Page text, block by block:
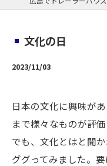
文化の日
2023/11/03
日本の文化に興味が
まで様々なものが評価
でも、文化とはと聞
ググってみました。